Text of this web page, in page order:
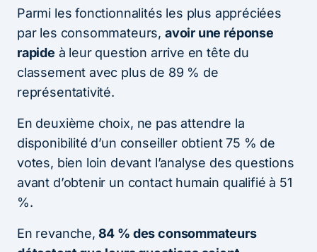
Parmi les fonctionnalités les plus appréciées
par les consommateurs, avoir une réponse
rapide à leur question arrive en tête du
classement avec plus de 89 % de
représentativité.
En deuxième choix, ne pas attendre la
disponibilité d’un conseiller obtient 75 % de
votes, bien loin devant l’analyse des questions
avant d’obtenir un contact humain qualifié à 51
%.
En revanche, 84 % des consommateurs